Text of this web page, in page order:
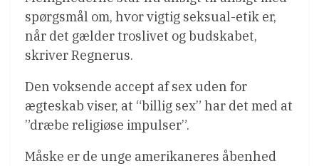
spørgsmål om, hvor vigtig seksual-etik er,
når det gælder troslivet og budskabet,
skriver Regnerus.
Den voksende accept af sex uden for
ægteskab viser, at “billig sex” har det med at
”dræbe religiøse impulser”.
Måske er de unge amerikaneres åbenhed